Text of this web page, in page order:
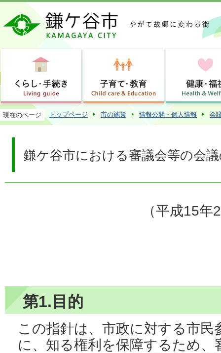
この
現在のページ トップページ 市の施策 情報公開・個人情報 会
鎌ケ谷市における審議会等の会
（平成15
第1.目的
この指針は、市政に対する市
に、知る権利を保障するため、